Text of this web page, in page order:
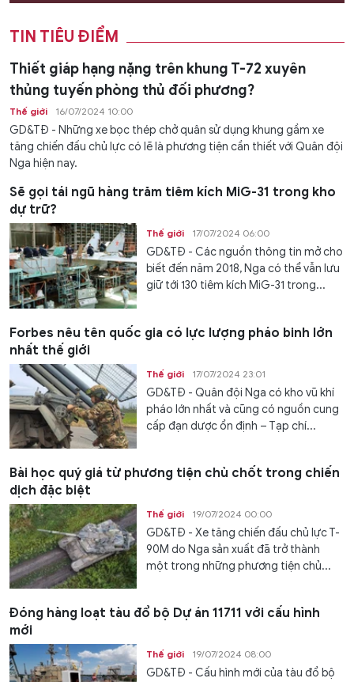
TIN TIÊU ĐIỂM
Thiết giáp hạng nặng trên khung T-72 xuyên
thủng tuyến phòng thủ đối phương?
Thế giới 16/07/2024 10:00
GD&TĐ - Những xe bọc thép chở quân sử dụng khung gầm xe
tăng chiến đấu chủ lực có lẽ là phương tiện cần thiết với Quân đội
Nga hiện nay.
Sẽ gọi tái ngũ hàng trăm tiêm kích MiG-31 trong kho
dự trữ?
Thế giới 17/07/2024 06:00
GD&TĐ - Các nguồn thông tin mở cho
biết đến năm 2018, Nga có thể vẫn lưu
giữ tới 130 tiêm kích MiG-31 trong...
Forbes nêu tên quốc gia có lực lượng pháo binh lớn
nhất thế giới
Thế giới 17/07/2024 23:01
GD&TĐ - Quân đội Nga có kho vũ khí
pháo lớn nhất và cũng có nguồn cung
cấp đạn dược ổn định – Tạp chí...
Bài học quý giá từ phương tiện chủ chốt trong chiến
dịch đặc biệt
Thế giới 19/07/2024 00:00
GD&TĐ - Xe tăng chiến đấu chủ lực T-
90M do Nga sản xuất đã trở thành
một trong những phương tiện chủ...
Đóng hàng loạt tàu đổ bộ Dự án 11711 với cấu hình
mới
Thế giới 19/07/2024 08:00
GD&TĐ - Cấu hình mới của tàu đổ bộ